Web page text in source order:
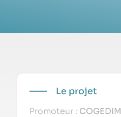
Le projet
Promoteur : COGEDIM